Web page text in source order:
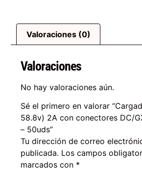
Valoraciones (0)
Valoraciones
No hay valoraciones aún.
Sé el primero en valorar
58.8v) 2A con conectores DC/
– 50uds”
Tu dirección de correo
publicada. Los campos
marcados con *